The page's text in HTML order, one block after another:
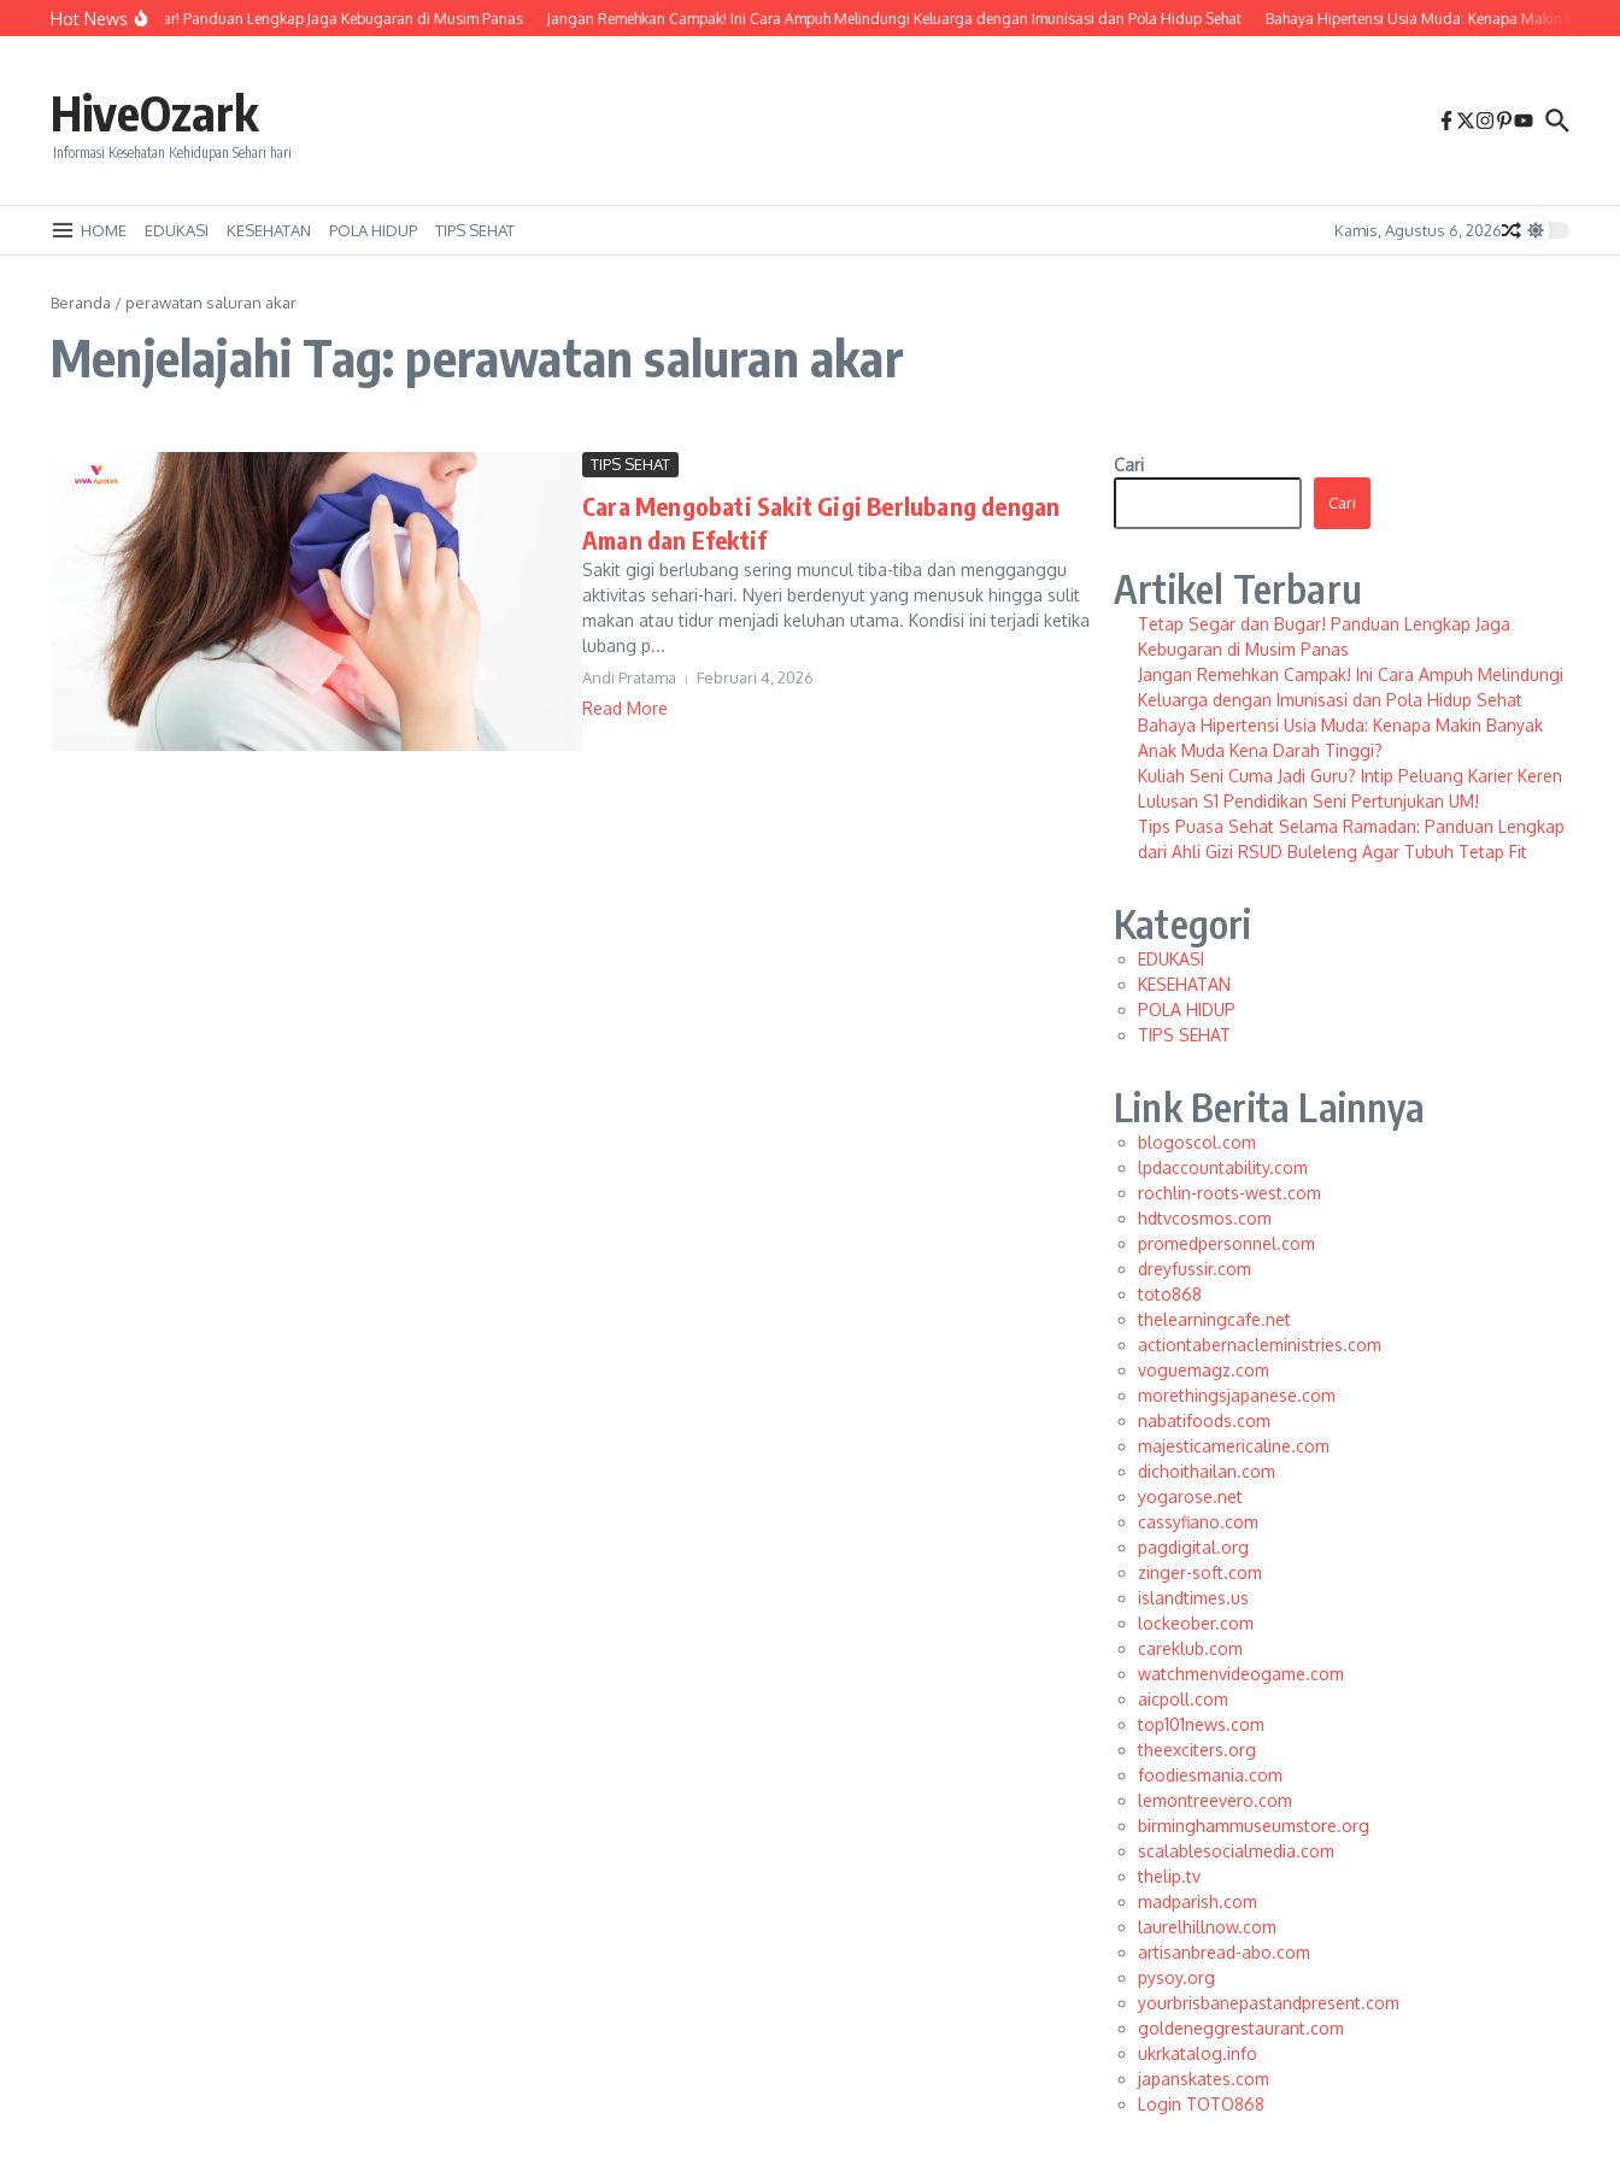
Lewati ke konten
Hot News
Tetap Segar dan Bugar! Panduan Lengkap Jaga Kebugaran di Musim Panas Jangan Remehkan Campak! Ini Cara Ampuh Melindungi Keluarga dengan Imunisasi dan Pola Hidup Sehat Bahaya Hipertensi Usia Muda: Kenapa Makin Banyak
HiveOzark
Informasi Kesehatan Kehidupan Sehari hari
HOME EDUKASI KESEHATAN POLA HIDUP TIPS SEHAT Kamis, Agustus 6, 2026
Beranda / perawatan saluran akar
Menjelajahi Tag: perawatan saluran akar
TIPS SEHAT
Cara Mengobati Sakit Gigi Berlubang dengan
Aman dan Efektif
Sakit gigi berlubang sering muncul tiba-tiba dan mengganggu
aktivitas sehari-hari. Nyeri berdenyut yang menusuk hingga sulit
makan atau tidur menjadi keluhan utama. Kondisi ini terjadi ketika
lubang p...
Andi Pratama Februari 4, 2026
Read More
Cari
Cari
Artikel Terbaru
Tetap Segar dan Bugar! Panduan Lengkap Jaga
Kebugaran di Musim Panas
Jangan Remehkan Campak! Ini Cara Ampuh Melindungi
Keluarga dengan Imunisasi dan Pola Hidup Sehat
Bahaya Hipertensi Usia Muda: Kenapa Makin Banyak
Anak Muda Kena Darah Tinggi?
Kuliah Seni Cuma Jadi Guru? Intip Peluang Karier Keren
Lulusan S1 Pendidikan Seni Pertunjukan UM!
Tips Puasa Sehat Selama Ramadan: Panduan Lengkap
dari Ahli Gizi RSUD Buleleng Agar Tubuh Tetap Fit
Kategori
EDUKASI
KESEHATAN
POLA HIDUP
TIPS SEHAT
Link Berita Lainnya
blogoscol.com
lpdaccountability.com
rochlin-roots-west.com
hdtvcosmos.com
promedpersonnel.com
dreyfussir.com
toto868
thelearningcafe.net
actiontabernacleministries.com
voguemagz.com
morethingsjapanese.com
nabatifoods.com
majesticamericaline.com
dichoithailan.com
yogarose.net
cassyfiano.com
pagdigital.org
zinger-soft.com
islandtimes.us
lockeober.com
careklub.com
watchmenvideogame.com
aicpoll.com
top101news.com
theexciters.org
foodiesmania.com
lemontreevero.com
birminghammuseumstore.org
scalablesocialmedia.com
thelip.tv
madparish.com
laurelhillnow.com
artisanbread-abo.com
pysoy.org
yourbrisbanepastandpresent.com
goldeneggrestaurant.com
ukrkatalog.info
japanskates.com
Login TOTO868